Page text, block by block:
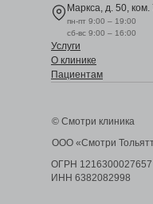
Маркса, д. 50, ком.
пн-пт 9:00 – 19:00
сб-вс 9:00 – 16:00
Услуги
О клинике
Пациентам
ООО «Смотри
© Смотри клиника
ОГРН 1216300027657
ИНН 6382082998